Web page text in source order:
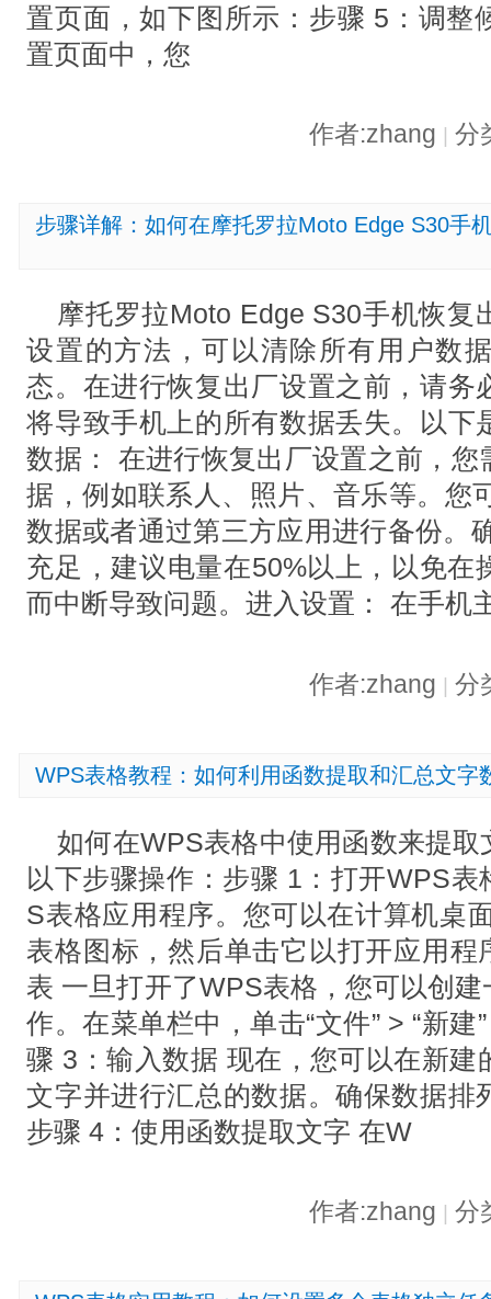
置页面，如下图所示：步骤 5：调整
置页面中，您
作者:zhang 分
步骤详解：如何在摩托罗拉Moto Edge S30手
摩托罗拉Moto Edge S30手机恢复
设置的方法，可以清除所有用户数
态。在进行恢复出厂设置之前，请务
将导致手机上的所有数据丢失。以下
数据： 在进行恢复出厂设置之前，
据，例如联系人、照片、音乐等。您
数据或者通过第三方应用进行备份。
充足，建议电量在50%以上，以免在
而中断导致问题。进入设置： 在手机
作者:zhang | 分
WPS表格教程：如何利用函数提取和汇总文字
如何在WPS表格中使用函数来提
以下步骤操作：步骤 1：打开WPS
S表格应用程序。您可以在计算机桌
表格图标，然后单击它以打开应用
表 一旦打开了WPS表格，您可以创
作。在菜单栏中，单击“文件” > “新建
骤 3：输入数据 现在，您可以在新建
文字并进行汇总的数据。确保数据排
步骤 4：使用函数提取文字 在W
作者:zhang 分